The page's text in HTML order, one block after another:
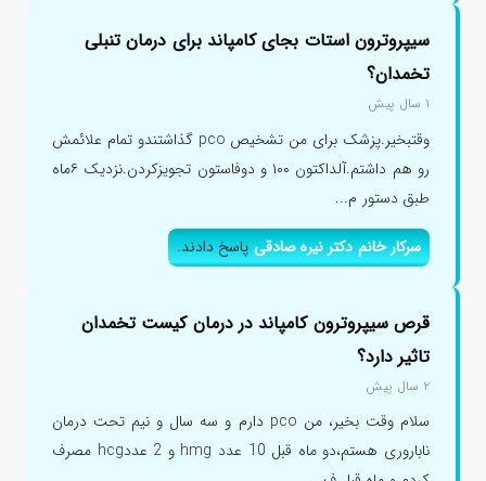
سیپروترون استات بجای کامپاند برای درمان تنبلی
تخمدان؟
۱ سال پیش
وقتبخیر.پزشک برای من تشخیص pco گذاشتندو تمام علائمش
رو هم داشتم.آلداکتون ۱۰۰ و دوفاستون تجویزکردن.نزدیک ۶ماه
طبق دستور م...
سرکار خانم دکتر نیره صادقیپاسخ دادند.
قرص سیپروترون کامپاند در درمان کیست تخمدان
تاثیر دارد؟
۲ سال پیش
سلام وقت بخیر، من pco دارم و سه سال و نیم تحت درمان
ناباروری هستم،دو ماه قبل 10 عدد hmg و 2 عددhcg مصرف